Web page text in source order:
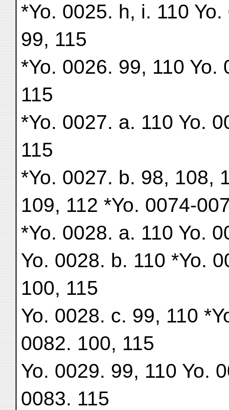
*Yo. 0025. h, i. 110
99, 115
*Yo. 0026. 99, 110 Yo.
115
*Yo. 0027. a. 110 Yo.
115
*Yo. 0027. b. 98, 108,
109, 112 *Yo. 0074-
*Yo. 0028. a. 110 Yo.
Yo. 0028. b. 110 *Yo.
100, 115
Yo. 0028. c. 99, 110
0082. 100, 115
Yo. 0029. 99, 110 Yo.
0083. 115